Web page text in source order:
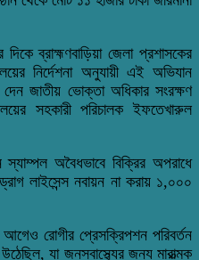
ব্রাহ্মণবাড়িয়া জেলা প্রশাসকের
নির্দেশনা অনুযায়ী এই অভিযান
জাতীয় ভোক্তা অধিকার সংরক্ষণ
সহকারী পরিচালক ইফতেখারুল
স্যাম্পল অবৈধভাবে বিক্রির অপরাধে
লাইসেন্স নবায়ন না করায় ১,০০০
রোগীর প্রেসক্রিপশন পরিবর্তন
যা জনস্বাস্থ্যের জন্য মারাত্মক